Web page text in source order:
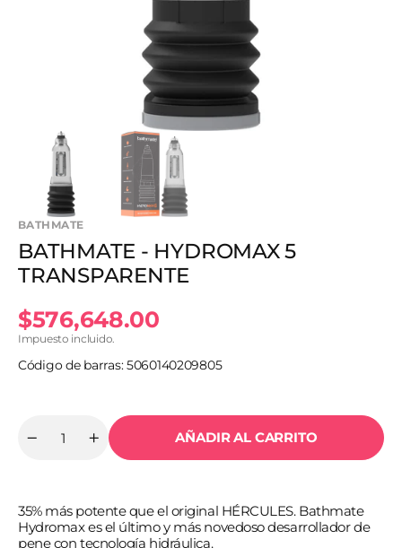
galería
BATHMATE
BATHMATE - HYDROMAX 5
TRANSPARENTE
Precio
habitual
$576,648.00
Impuesto incluido.
Código de barras: 5060140209805
Reducir
HYDROMAX
5
TRANSPARENTE
Cantidad
Aumentar
cantidad
HYDROMAX
5
TRANSPARENTE
AÑADIR AL CARRITO
35% más potente que el original HÉRCULES. Bathmate
Hydromax es el último y más novedoso desarrollador de
pene con tecnología hidráulica.